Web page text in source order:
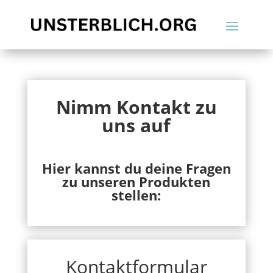
Nimm Kontakt zu
uns auf
Hier kannst du deine Fragen
zu unseren Produkten
stellen:
Kontaktformular